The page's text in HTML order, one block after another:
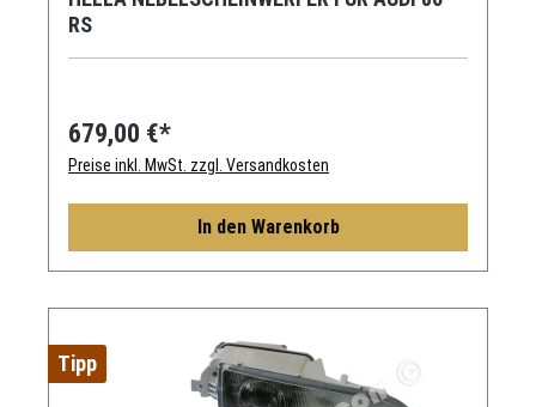
RS
679,00 €*
Preise inkl. MwSt. zzgl. Versandkosten
In den Warenkorb
Tipp